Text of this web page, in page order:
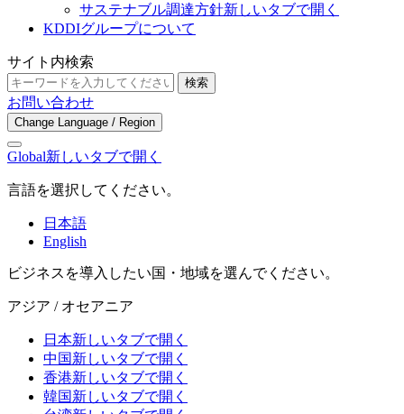
サステナブル調達方針新しいタブで開く
KDDIグループについて
サイト内検索
検索
お問い合わせ
Change Language / Region
Global新しいタブで開く
言語を選択してください。
日本語
English
ビジネスを導入したい国・地域を選んでください。
アジア / オセアニア
日本新しいタブで開く
中国新しいタブで開く
香港新しいタブで開く
韓国新しいタブで開く